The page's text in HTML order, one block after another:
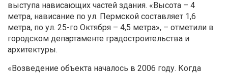
выступа нависающих частей здания. «Высота – 4
метра, нависание по ул. Пермской составляет 1,6
метра, по ул. 25-го Октября – 4,5 метра», – отметили в
городском департаменте градостроительства и
архитектуры.
«Возведение объекта началось в 2006 году. Когда